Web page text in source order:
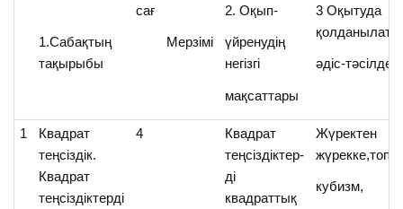
1.Сабақтың
тақырыбы
сағ
Мерзімі
2. Оқып-
үйренудің
негізгі
мақсаттары
3 Оқытуда
әдіс-тәсілдер
1
Квадрат
теңсіздік.
Квадрат
теңсіздіктерді
4
Квадрат
теңсіздіктер-
ді
квадраттық
Жүректен
кубизм,